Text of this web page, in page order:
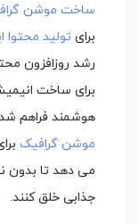
ساخت موشن
برای تولید محتوا
رشد روزافزون
برای ساخت
هوشمند فراهم
موشن گرافیک
می دهد تا بدون
جذابی خلق کنند.